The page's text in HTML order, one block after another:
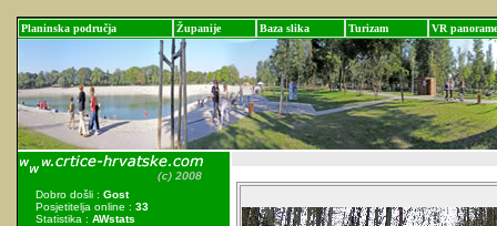
Planinska područja Županije Baza slika Turizam VR panorame
Dobro došli : Gost
Posjetitelja online : 33
Statistika : AWstats